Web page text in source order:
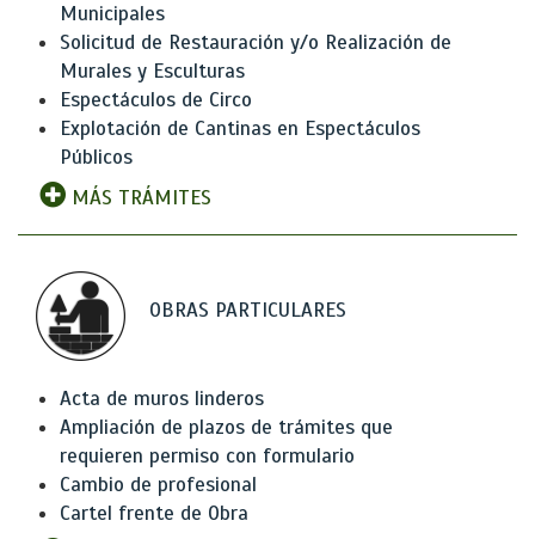
Municipales
Solicitud de Restauración y/o Realización de
Murales y Esculturas
Espectáculos de Circo
Explotación de Cantinas en Espectáculos
Públicos
MÁS TRÁMITES
OBRAS PARTICULARES
Acta de muros linderos
Ampliación de plazos de trámites que
requieren permiso con formulario
Cambio de profesional
Cartel frente de Obra